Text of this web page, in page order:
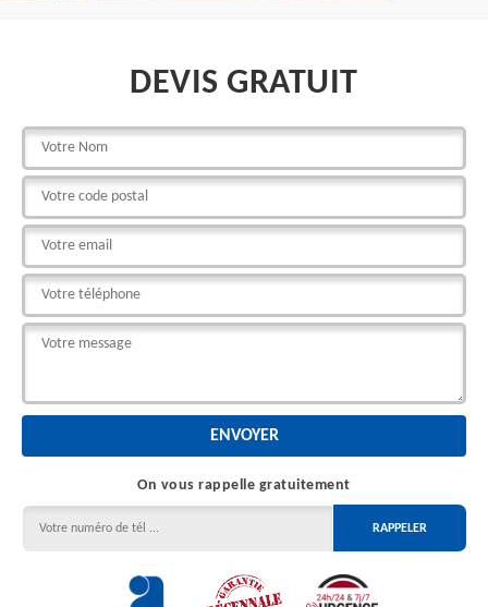
DEVIS GRATUIT
On vous rappelle gratuitement